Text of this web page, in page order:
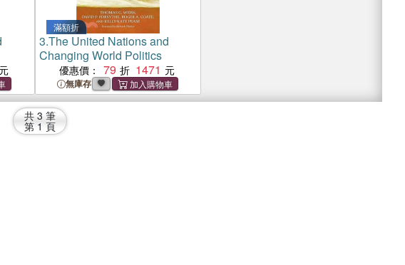
滿額折
3.The United Nations and
Changing World Politics
優惠價： 79 1471
無庫存
共 3 筆
第 1 頁